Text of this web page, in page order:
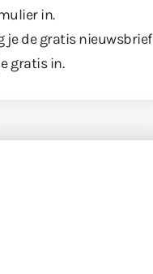
in.
je de gratis nieuwsbrief
gratis in.